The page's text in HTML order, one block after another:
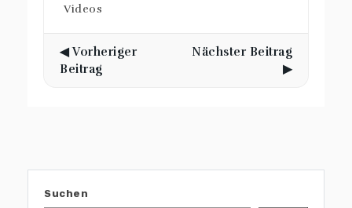
Videos
◀ Vorheriger
Beitrag
Nächster Beitrag
▶
Suchen